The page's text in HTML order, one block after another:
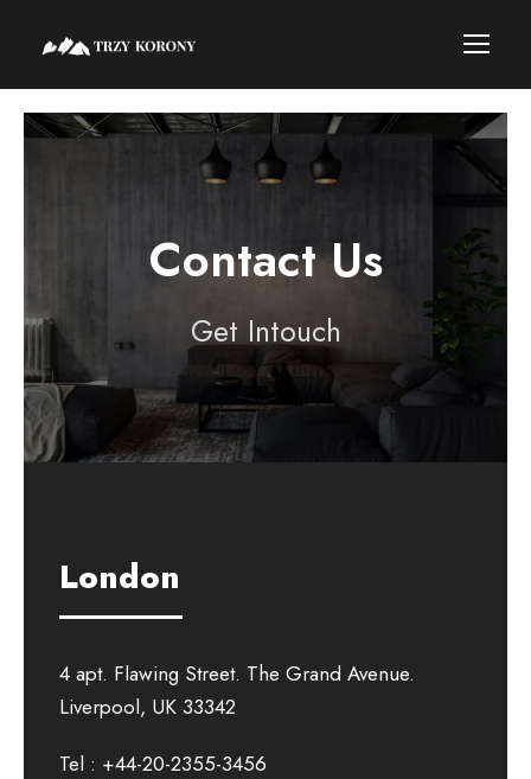
Contact Us
Get Intouch
London
4 apt. Flawing Street. The Grand Avenue.
Liverpool, UK 33342
Tel : +44-20-2355-3456